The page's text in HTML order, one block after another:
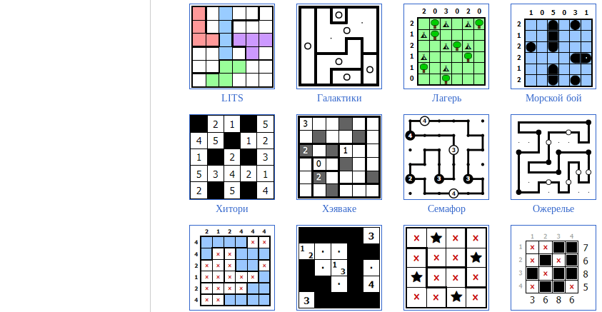
LITS Галактики Лагерь Морской бой
Хитори Хэяваке Семафор Ожерелье